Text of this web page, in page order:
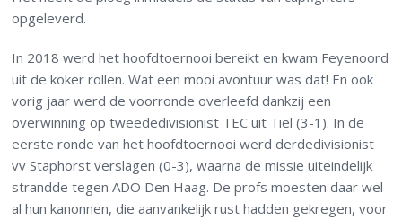
opgeleverd.
In 2018 werd het hoofdtoernooi bereikt en kwam Feyenoord
uit de koker rollen. Wat een mooi avontuur was dat! En ook
vorig jaar werd de voorronde overleefd dankzij een
overwinning op tweededivisionist TEC uit Tiel (3-1). In de
eerste ronde van het hoofdtoernooi werd derdedivisionist
vv Staphorst verslagen (0-3), waarna de missie uiteindelijk
strandde tegen ADO Den Haag. De profs moesten daar wel
al hun kanonnen, die aanvankelijk rust hadden gekregen, voor